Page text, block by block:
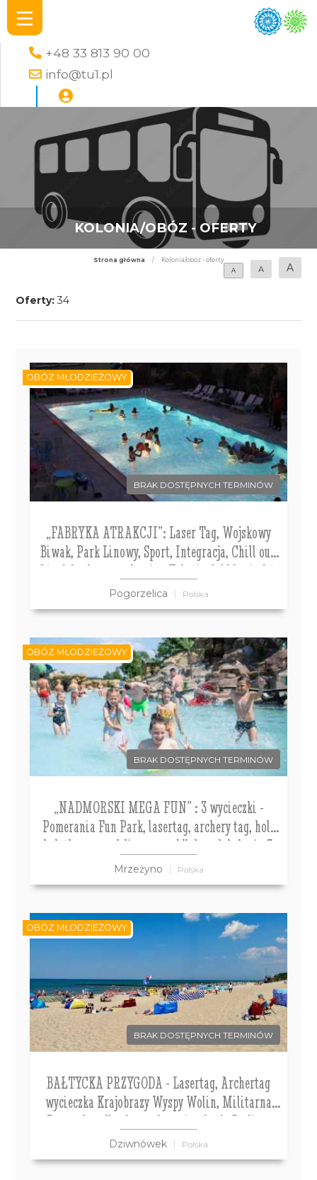
+48 33 813 90 00
info@tu1.pl
KOLONIA/OBÓZ - OFERTY
Strona główna /
Kolonia/obóz - oferty
A
A A
Oferty: 34
BRAK DOSTĘPNYCH TERMINÓW
„FABRYKA ATRAKCJI”: Laser Tag, Wojskowy
Biwak, Park Linowy, Sport, Integracja, Chill out.
Ośrodek z basenem letnim. Kolonia 8-12 lat i obóz
13-16 lat
Pogorzelica Polska
OBÓZ MŁODZIEŻOWY
BRAK DOSTĘPNYCH TERMINÓW
„NADMORSKI MEGA FUN” : 3 wycieczki -
Pomerania Fun Park, lasertag, archery tag, holi
dodatkowo: park linowy, paddleboard, kolonia 7-
10 obóz 11-14 lat
Mrzeżyno Polska
OBÓZ MŁODZIEŻOWY
BRAK DOSTĘPNYCH TERMINÓW
BAŁTYCKA PRZYGODA - Lasertag, Archertag
wycieczka Krajobrazy Wyspy Wolin, Militarna
Przygoda a dla chętnych wycieczka do Berlina.
Kolonie 7-13 lat, Obóz 14-18 lat
Dziwnówek Polska
OBÓZ MŁODZIEŻOWY